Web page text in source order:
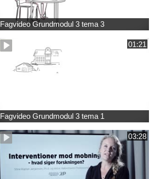
Fagvideo Grundmodul 3 tema 3
01:21
Fagvideo Grundmodul 3 tema 1
03:28